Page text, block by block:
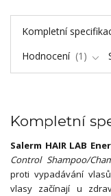
Kompletní
Hodnocení
1
Kompletní
Salerm HAIR LAB
Control Shampoo/
proti vypadávání
vlasy začínají u